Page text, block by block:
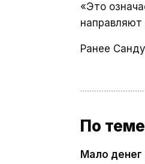
«Это
направляют
Ранее Санду
По
Мало